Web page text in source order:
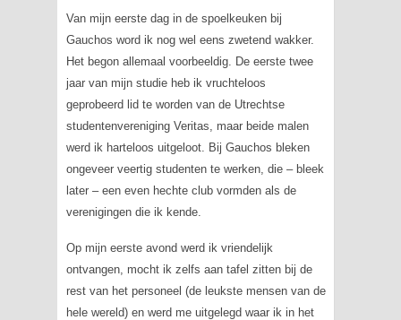
Van mijn eerste dag in de spoelkeuken bij
Gauchos word ik nog wel eens zwetend wakker.
Het begon allemaal voorbeeldig. De eerste twee
jaar van mijn studie heb ik vruchteloos
geprobeerd lid te worden van de Utrechtse
studentenvereniging Veritas, maar beide malen
werd ik harteloos uitgeloot. Bij Gauchos bleken
ongeveer veertig studenten te werken, die – bleek
later – een even hechte club vormden als de
verenigingen die ik kende.
Op mijn eerste avond werd ik vriendelijk
ontvangen, mocht ik zelfs aan tafel zitten bij de
rest van het personeel (de leukste mensen van de
hele wereld) en werd me uitgelegd waar ik in het